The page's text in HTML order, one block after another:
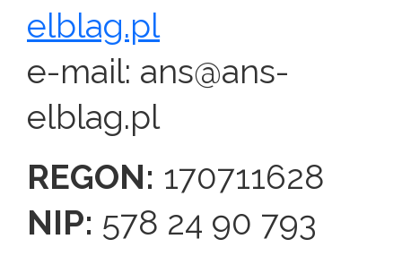
elblag.pl
e-mail: ans@ans-
elblag.pl
REGON: 170711628
NIP: 578 24 90 793